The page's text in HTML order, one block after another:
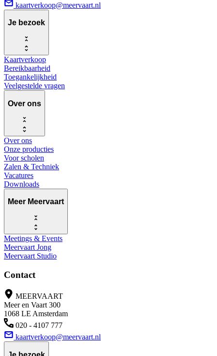
kaartverkoop@meervaart.nl
Je bezoek
Kaartverkoop
Bereikbaarheid
Toegankelijkheid
Veelgestelde vragen
Over ons
Over ons
Onze producties
Voor scholen
Zalen & Techniek
Vacatures
Downloads
Meer Meervaart
Meetings & Events
Meervaart Jong
Meervaart Studio
Contact
MEERVAART
Meer en Vaart 300
1068 LE Amsterdam
020 - 4107 777
kaartverkoop@meervaart.nl